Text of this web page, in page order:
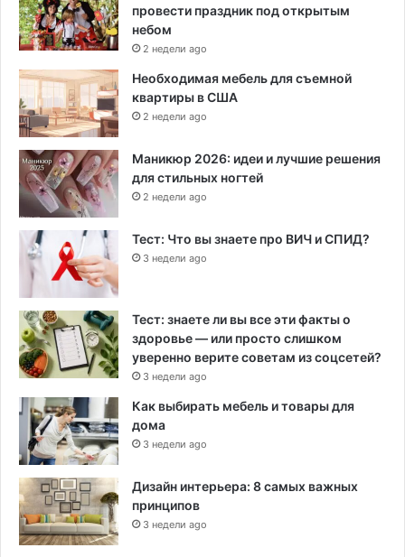
провести праздник под открытым
небом
2 недели ago
Необходимая мебель для съемной
квартиры в США
2 недели ago
Маникюр 2026: идеи и лучшие решения
для стильных ногтей
2 недели ago
Тест: Что вы знаете про ВИЧ и СПИД?
3 недели ago
Тест: знаете ли вы все эти факты о
здоровье — или просто слишком
уверенно верите советам из соцсетей?
3 недели ago
Как выбирать мебель и товары для
дома
3 недели ago
Дизайн интерьера: 8 самых важных
принципов
3 недели ago